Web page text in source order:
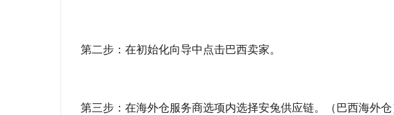
第二步：在初始化向导中点击巴西卖家。
第三步：在海外仓服务商选项内选择安兔供应链。（巴西海外仓